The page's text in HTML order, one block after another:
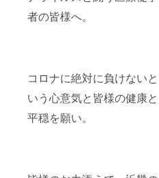
者の皆様へ。
コロナに絶対に負けないと
いう心意気と皆様の健康と
平穏を願い。